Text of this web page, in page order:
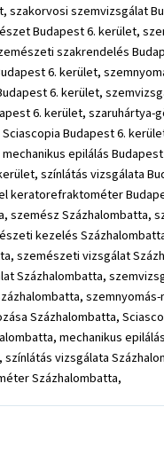
szemvizsgálat
Budapest 6. kerület,
szakrendelés
6. kerület,
6. kerület,
6. kerület,
Budapest 6.
epilálás
színlátás vizsgálata
kezelés
szemészeti vizsgálat
Százhalombatta,
Százhalombatta,
mechanikus
vizsgálata
Százhalombatta,